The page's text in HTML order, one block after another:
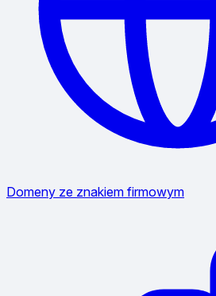
Domeny ze znakiem firmowym